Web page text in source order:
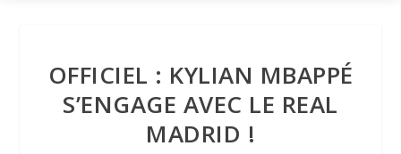
OFFICIEL : KYLIAN MBAPPÉ
S’ENGAGE AVEC LE REAL
MADRID !